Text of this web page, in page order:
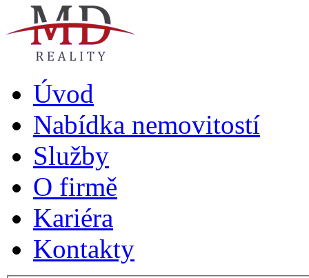
Úvod
Nabídka nemovitostí
Služby
O firmě
Kariéra
Kontakty